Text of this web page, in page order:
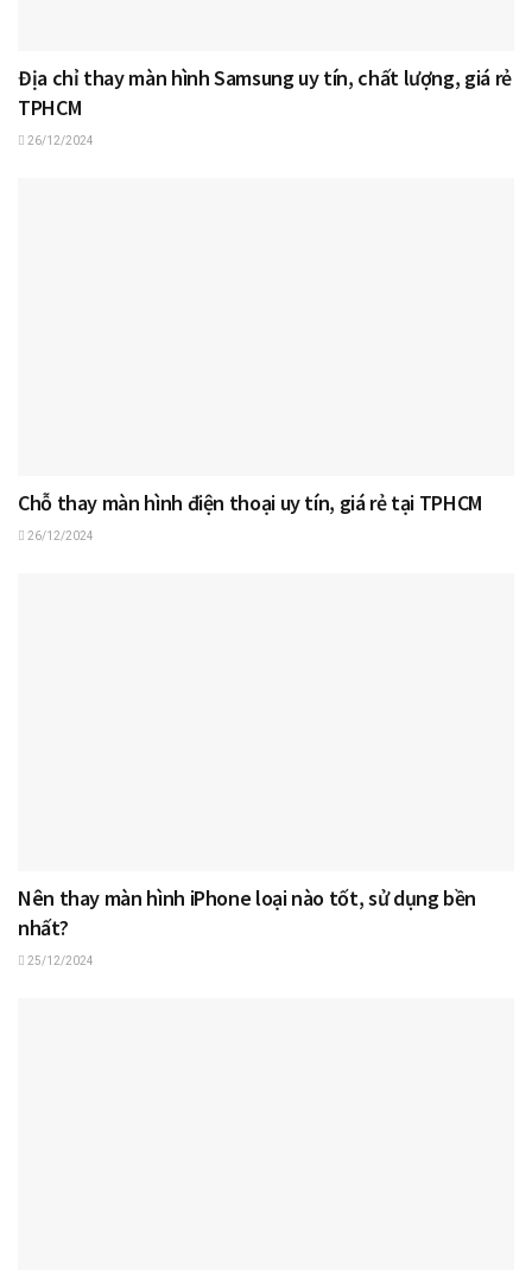
Địa chỉ thay màn hình Samsung uy tín, chất lượng, giá rẻ
TPHCM
26/12/2024
Chỗ thay màn hình điện thoại uy tín, giá rẻ tại TPHCM
26/12/2024
Nên thay màn hình iPhone loại nào tốt, sử dụng bền
nhất?
25/12/2024